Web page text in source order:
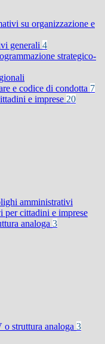
su organizzazione e
generali 4
strategico-
e codice di condotta 7
e imprese 20
amministrativi
per cittadini e imprese
analoga 3
struttura analoga 3